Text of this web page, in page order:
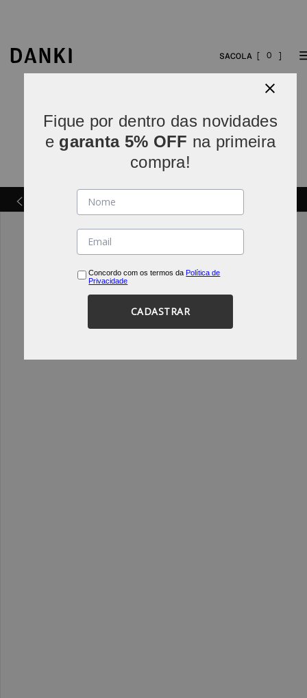
0
Parcelamos em
(parcelas acima de R$
Fique por dentro das novidades
e garanta 5% OFF na primeira
compra!
Concordo com os termos da Política de
Privacidade
CADASTRAR